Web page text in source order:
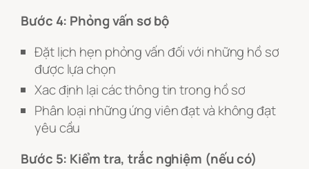
Bước 4: Phỏng vấn sơ bộ
Đặt lịch hẹn phỏng vấn đối với những hồ sơ
được lựa chọn
Xac định lại các thông tin trong hồ sơ
Phân loại những ứng viên đạt và không đạt
yêu cầu
Bước 5: Kiểm tra, trắc nghiệm (nếu có)